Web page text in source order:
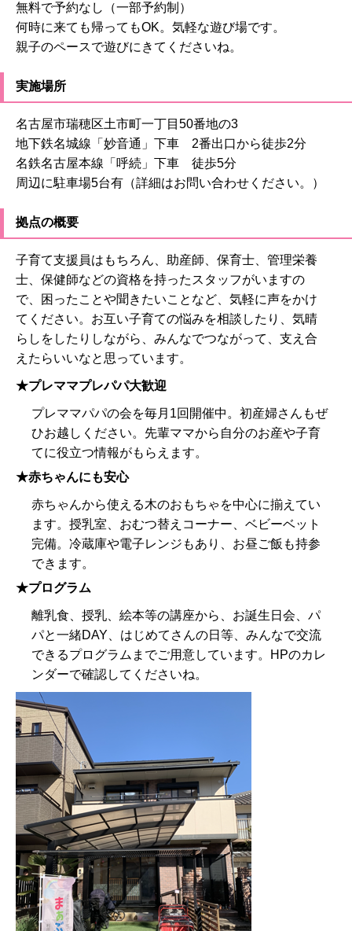
無料で予約なし（一部予約制）
何時に来ても帰ってもOK。気軽な遊び場です。
親子のペースで遊びにきてくださいね。
実施場所
名古屋市瑞穂区土市町一丁目50番地の3
地下鉄名城線「妙音通」下車 2番出口から徒歩2分
名鉄名古屋本線「呼続」下車 徒歩5分
周辺に駐車場5台有（詳細はお問い合わせください。）
拠点の概要
子育て支援員はもちろん、助産師、保育士、管理栄養
士、保健師などの資格を持ったスタッフがいますの
で、困ったことや聞きたいことなど、気軽に声をかけ
てください。お互い子育ての悩みを相談したり、気晴
らしをしたりしながら、みんなでつながって、支え合
えたらいいなと思っています。
★プレママプレパパ大歓迎
プレママパパの会を毎月1回開催中。初産婦さんもぜ
ひお越しください。先輩ママから自分のお産や子育
てに役立つ情報がもらえます。
★赤ちゃんにも安心
赤ちゃんから使える木のおもちゃを中心に揃えてい
ます。授乳室、おむつ替えコーナー、ベビーベット
完備。冷蔵庫や電子レンジもあり、お昼ご飯も持参
できます。
★プログラム
離乳食、授乳、絵本等の講座から、お誕生日会、パ
パと一緒DAY、はじめてさんの日等、みんなで交流
できるプログラムまでご用意しています。HPのカレ
ンダーで確認してくださいね。